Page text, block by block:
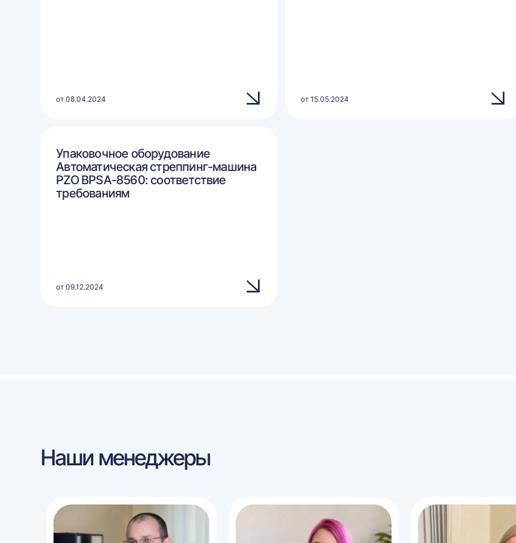
от 08.04.2024 от 15.05.2024
Упаковочное оборудование
Автоматическая стреппинг-машина
PZO BPSA-8560: соответствие
требованиям
от 09.12.2024
Наши менеджеры